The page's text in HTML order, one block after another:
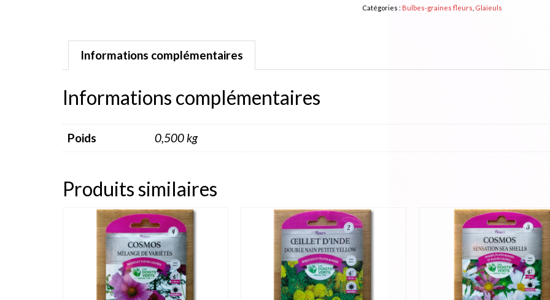
Catégories : Bulbes-graines fleurs Glaïeuls
Informations complémentaires
Informations complémentaires
Poids 0,500 kg
Produits similaires